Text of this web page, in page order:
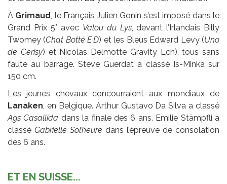
À Grimaud, le Français Julien Gonin s’est imposé dans le
Grand Prix 5* avec Valou du Lys, devant l’Irlandais Billy
Twomey (Chat Botté E.D) et les Bleus Edward Levy (Uno
de Cerisy) et Nicolas Delmotte Gravity Lch), tous sans
faute au barrage. Steve Guerdat a classé Is-Minka sur
150 cm.
Les jeunes chevaux concourraient aux mondiaux de
Lanaken, en Belgique. Arthur Gustavo Da Silva a classé
Ags Casallida dans la finale des 6 ans. Emilie Stämpfli a
classé Gabrielle Sol’heure dans l’épreuve de consolation
des 6 ans.
ET EN SUISSE...